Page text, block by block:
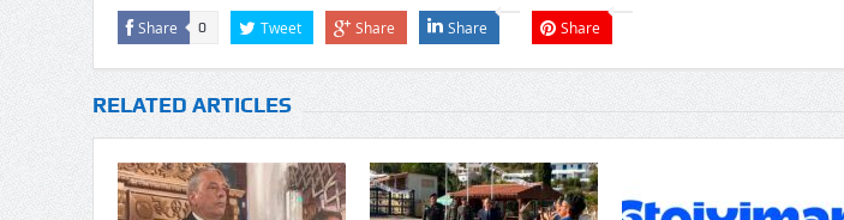
Share 0 Tweet Share Share Share
RELATED ARTICLES